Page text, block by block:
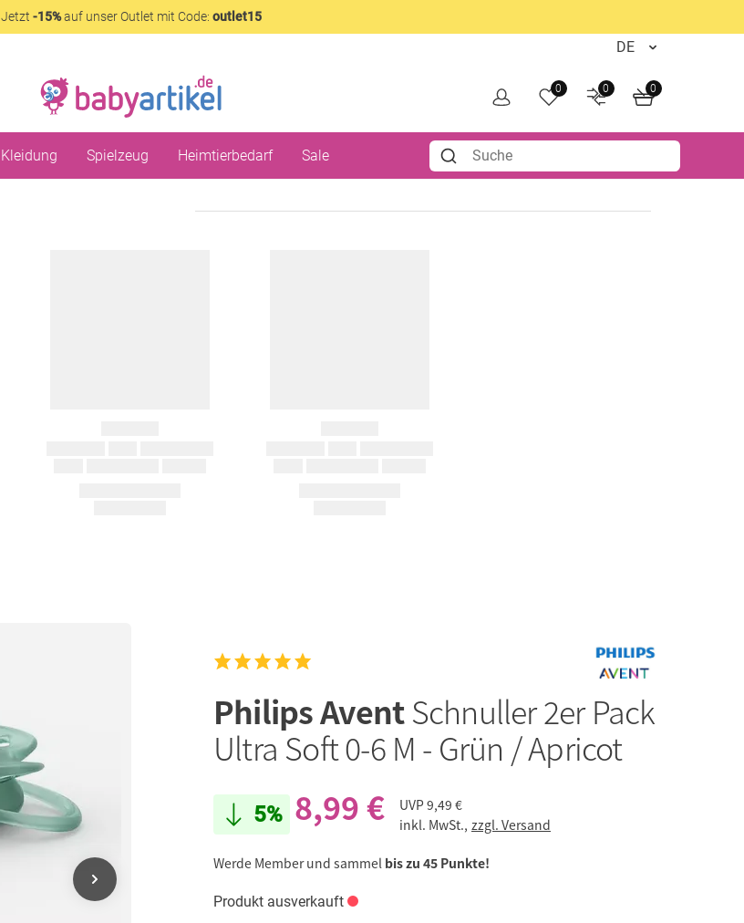
Jetzt -15%auf unser Outlet mit Code: outlet15
0 0 0
Kleidung Spielzeug Heimtierbedarf Sale
Philips AventSchnuller 2er Pack
Ultra Soft 0-6 M - Grün / Apricot
5% 8,99 € UVP9,49 €
inkl. MwSt., zzgl. Versand
Werde Member und sammel bis zu 45 Punkte!
Produkt ausverkauft